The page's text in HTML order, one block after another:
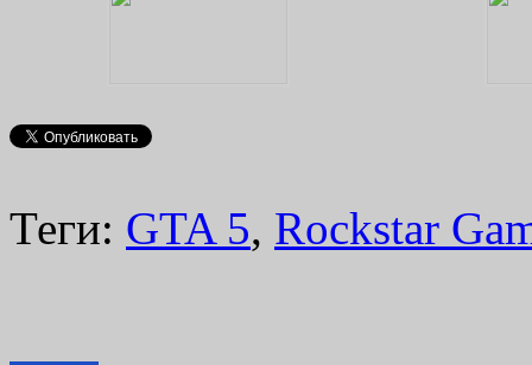
Теги: GTA 5, Rockstar